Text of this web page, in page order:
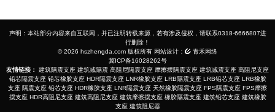
声明：本站部分内容来自互联网，并已注明转载来源，若有涉及侵权，请联系0318-6666807进
行删除！
© 2026 hszhengda.com 版权所有 网站设计：
青禾网络
冀ICP备16028262号
友情链接：
建筑隔震支座 建筑减隔震 高阻尼隔震支座 摩擦摆隔震支座 建筑减震支座 高阻尼支座
铅芯隔震支座 铅芯橡胶支座 HDR隔震支座 LNR橡胶支座 LRB隔震支座 LRB铅芯支座 LRB橡胶
支座 隔震支座 铅芯支座 HDR橡胶支座 LNR隔震支座 天然橡胶隔震支座 FPS隔震支座 FPS摩擦
摆支座 HDR高阻尼支座 建筑高阻尼支座 建筑摩擦摆支座 橡胶隔震支座 建筑铅芯支座 建筑橡胶
支座 建筑阻尼器